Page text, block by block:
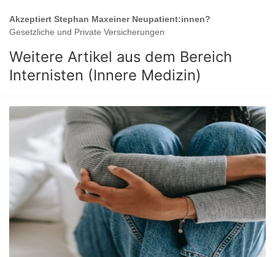
Akzeptiert Stephan MaxeinerNeupatient:innen?
Gesetzliche und Private Versicherungen
Weitere Artikel aus dem Bereich
Internisten (Innere Medizin)